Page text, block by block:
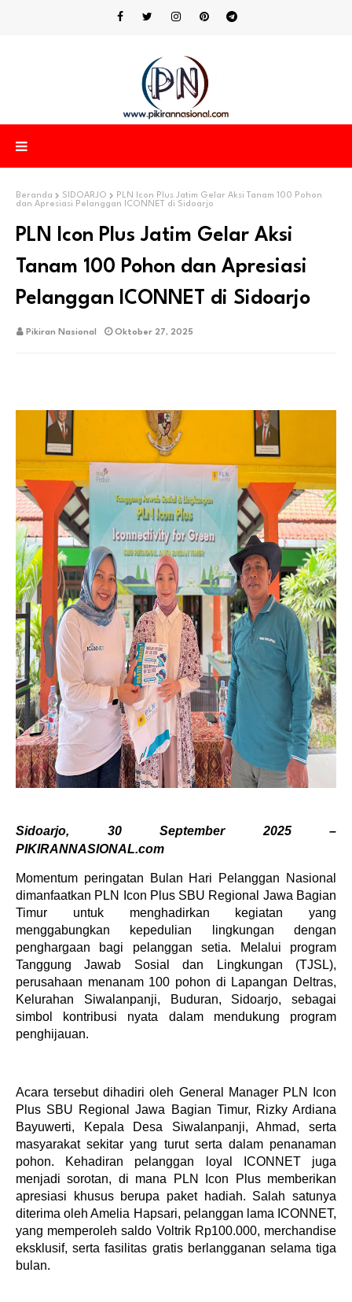
Beranda SIDOARJO
PLN Icon Plus Jatim Gelar Aksi Tanam 100 Pohon
dan Apresiasi Pelanggan ICONNET di Sidoarjo
PLN Icon Plus Jatim Gelar Aksi
Tanam 100 Pohon dan Apresiasi
Pelanggan ICONNET di Sidoarjo
Pikiran Nasional Oktober 27, 2025
Sidoarjo, 30 September 2025 –
PIKIRANNASIONAL.com
Momentum peringatan Bulan Hari Pelanggan Nasional
dimanfaatkan PLN Icon Plus SBU Regional Jawa Bagian
Timur untuk menghadirkan kegiatan yang
menggabungkan kepedulian lingkungan dengan
penghargaan bagi pelanggan setia. Melalui program
Tanggung Jawab Sosial dan Lingkungan (TJSL),
perusahaan menanam 100 pohon di Lapangan Deltras,
Kelurahan Siwalanpanji, Buduran, Sidoarjo, sebagai
simbol kontribusi nyata dalam mendukung program
penghijauan.
Acara tersebut dihadiri oleh General Manager PLN Icon
Plus SBU Regional Jawa Bagian Timur, Rizky Ardiana
Bayuwerti, Kepala Desa Siwalanpanji, Ahmad, serta
masyarakat sekitar yang turut serta dalam penanaman
pohon. Kehadiran pelanggan loyal ICONNET juga
menjadi sorotan, di mana PLN Icon Plus memberikan
apresiasi khusus berupa paket hadiah. Salah satunya
diterima oleh Amelia Hapsari, pelanggan lama ICONNET,
yang memperoleh saldo Voltrik Rp100.000, merchandise
eksklusif, serta fasilitas gratis berlangganan selama tiga
bulan.